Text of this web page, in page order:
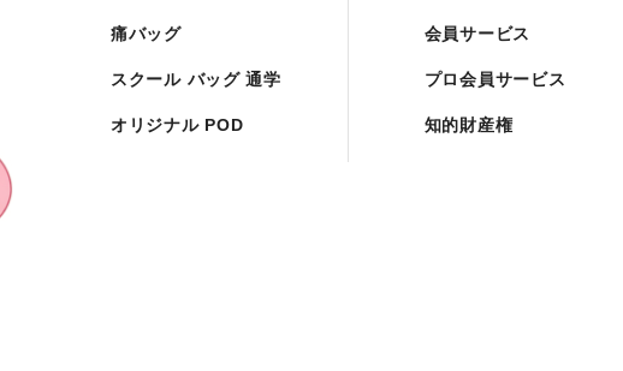
痛バッグ
スクール バッグ 通学
オリジナル POD
会員サービス
プロ会員サービス
知的財産権